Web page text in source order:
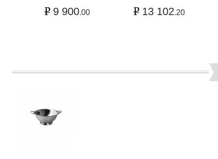
9 900.00 13 102.20